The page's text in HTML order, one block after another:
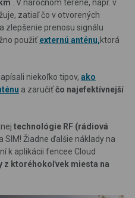
. V náročnom teréne, napr. v
zatiaľ čo v otvorených
zlepšenie prenosu signálu
použiť externú anténu,ktorá
niekoľko tipov, ako
a zaručiťčo najefektívnejší
technológie RF (rádiová
SIM! Žiadne ďalšie náklady na
k aplikácii fencee Cloud
z ktoréhokoľvek miesta na